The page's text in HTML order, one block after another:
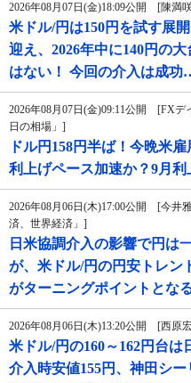
2026年08月07日(金)18:09公開 [陳満
米ドル/円は150円を試す展
迎え、2026年中に140円の
はない！ 今回の介入は成功
2026年08月07日(金)09:11公開 [FXデ
日の相場」]
ドル円158円半ば！今晩米
利上げペース加速か？9月利
2026年08月06日(木)17:00公開 [今井
済、世界経済」]
日米協調介入の影響で円は
が、米ドル/円の円安トレン
がターニングポイントとな
2026年08月06日(木)13:20公開 [西原
米ドル/円の160～162円台
介入時安値155円、神田シ